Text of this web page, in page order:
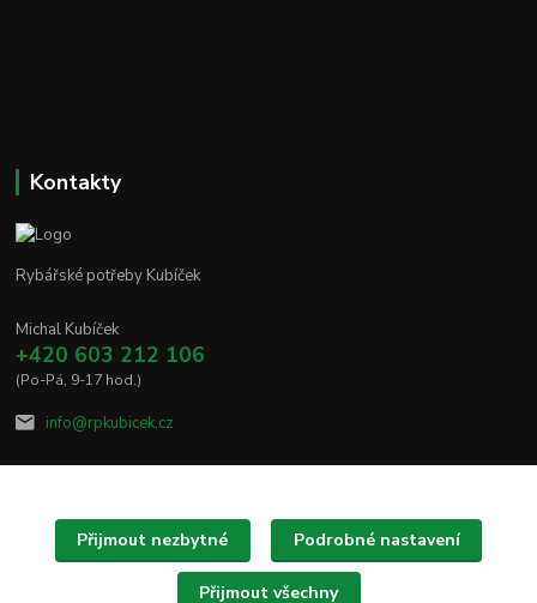
Kontakty
Rybářské potřeby Kubíček
Michal Kubíček
+420 603 212 106
(Po-Pá, 9-17 hod.)
info@rpkubicek.cz
Upravit sběr cookies.
Přijmout nezbytné Podrobné nastavení
Přijmout všechny